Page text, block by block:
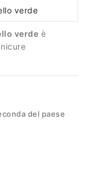
verde
verde è
del paese